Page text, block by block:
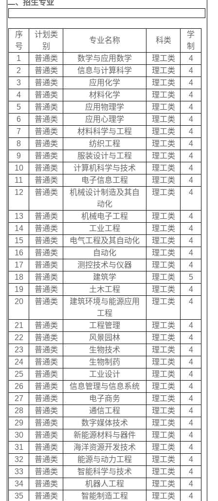
二、招生专业
序
号
计划类
别
专业名称 科类
学
制
1
普通类 数学与应用数学 理工类
4
2
普通类 信息与计算科学 理工类
4
3
普通类 应用化学 理工类
4
4
普通类 材料化学 理工类
4
5
普通类 应用物理学 理工类
4
6
普通类 应用心理学 理工类
4
7
普通类 材料科学与工程 理工类
4
8
普通类 纺织工程 理工类
4
9
普通类 服装设计与工程 理工类
4
10
普通类 计算机科学与技术 理工类
4
11
普通类 电子信息工程 理工类
4
12
普通类
机械设计制造及其自
动化
理工类 4
13 普通类 机械电子工程 理工类
4
14
普通类 工业工程 理工类
4
15
普通类 电气工程及其自动化 理工类
4
16
普通类 自动化 理工类
4
17
普通类 测控技术与仪器 理工类
4
18
普通类 建筑学 理工类
5
19
普通类 土木工程 理工类
4
20
普通类
建筑环境与能源应用
工程
理工类 4
21 普通类 工程管理 理工类
4
22
普通类 风景园林 理工类
4
23
普通类 生物技术 理工类
4
24
普通类 生物制药 理工类
4
25
普通类 工业设计 理工类
4
26
普通类 信息管理与信息系统 理工类
4
27
普通类 电子商务 理工类
4
28
普通类 通信工程 理工类
4
29
普通类 数字媒体技术 理工类
4
30
普通类 新能源材料与器件 理工类
4
31
普通类 海洋资源开发技术 理工类
4
32
普通类 能源与动力工程 理工类
4
33
普通类 智能科学与技术 理工类
4
34
普通类 机器人工程 理工类
4
35
普通类 智能制造工程 理工类
4